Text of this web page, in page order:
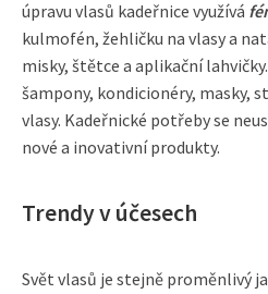
úpravu vlasů kadeřnice využívá
kulmofén, žehličku na vlasy a
misky, štětce a aplikační
šampony, kondicionéry, masky,
vlasy. Kadeřnické potřeby se
nové a inovativní produkty.
Trendy v účesech
Svět vlasů je stejně proměnlivý